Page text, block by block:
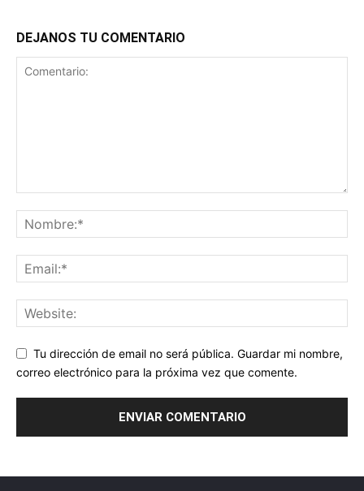
DEJANOS TU COMENTARIO
Tu dirección de email no será pública. Guardar mi nombre,
correo electrónico para la próxima vez que comente.